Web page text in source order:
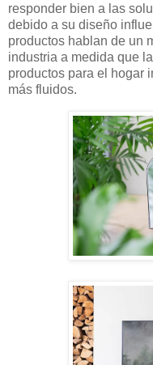
responder bien a las
debido a su diseño
productos hablan de un
industria a medida que
productos para el hogar
más fluidos.